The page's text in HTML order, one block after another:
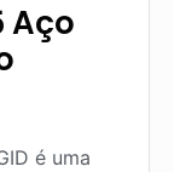
Aço
é uma